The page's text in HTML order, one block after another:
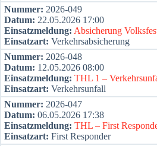
Num­mer: 2026-049
Datum: 22.05.2026 17:00
Ein­satz­mel­dung: Absi­che­rung
Ein­satz­art: Ver­kehrs­ab­si­che­rung
Num­mer: 2026-048
Datum: 12.05.2026 08:00
Ein­satz­mel­dung: THL 1 –
Ein­satz­art: Ver­kehrs­un­fall
Num­mer: 2026-047
Datum: 06.05.2026 17:38
Ein­satz­mel­dung: THL – First
Ein­satz­art: First Respon­der